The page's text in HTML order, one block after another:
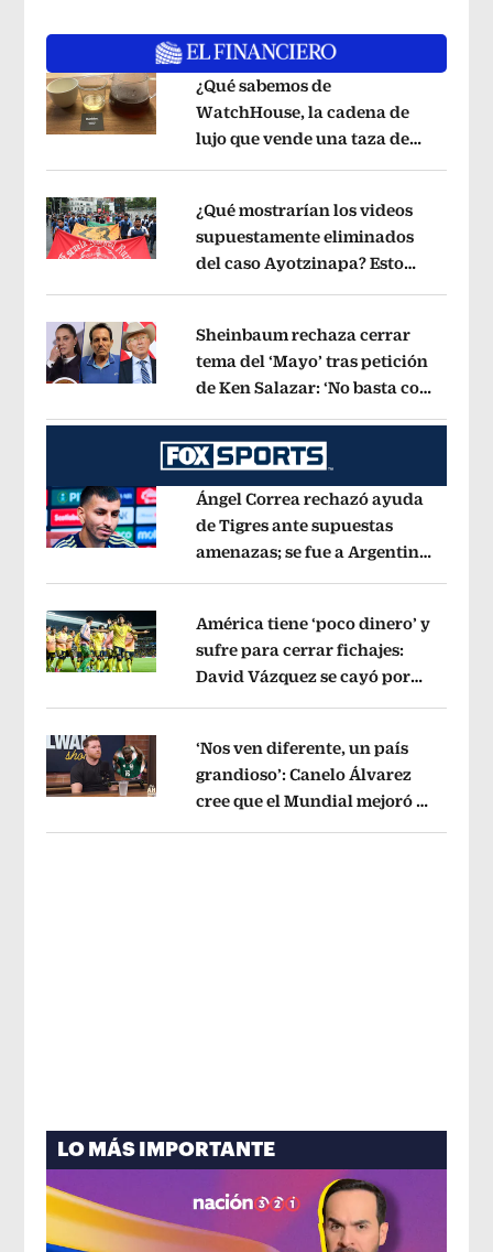
Opens in new window
¿Qué sabemos de
WatchHouse, la cadena de
lujo que vende una taza de
Opens in new window
¿Qué mostrarían los videos
supuestamente eliminados
del caso Ayotzinapa? Esto
Opens in new window
Sheinbaum rechaza cerrar
tema del ‘Mayo’ tras petición
de Ken Salazar: ‘No basta con
Opens in new window
Ángel Correa rechazó ayuda
de Tigres ante supuestas
amenazas; se fue a Argentina
Opens in new window
América tiene ‘poco dinero’ y
sufre para cerrar fichajes:
David Vázquez se cayó por
Opens in new window
‘Nos ven diferente, un país
grandioso’: Canelo Álvarez
cree que el Mundial mejoró la
LO MÁS IMPORTANTE